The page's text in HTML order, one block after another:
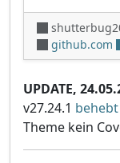
github.com
UPDATE,
v27.24.1 behebt
Theme kein